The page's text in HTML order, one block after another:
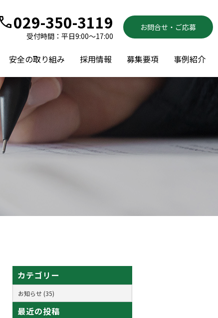
安全の取り組み 採用情報 募集要項 事例紹介
029-350-3119
受付時間：平日9:00～17:00
お問合せ・ご応募
カテゴリー
お知らせ (35)
最近の投稿